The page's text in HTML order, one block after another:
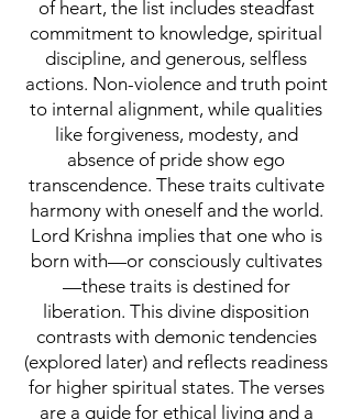
of heart, the list includes steadfast
commitment to knowledge, spiritual
discipline, and generous, selfless
actions. Non-violence and truth point
to internal alignment, while qualities
like forgiveness, modesty, and
absence of pride show ego
transcendence. These traits cultivate
harmony with oneself and the world.
Lord Krishna implies that one who is
born with—or consciously cultivates
—these traits is destined for
liberation. This divine disposition
contrasts with demonic tendencies
(explored later) and reflects readiness
for higher spiritual states. The verses
are a guide for ethical living and a